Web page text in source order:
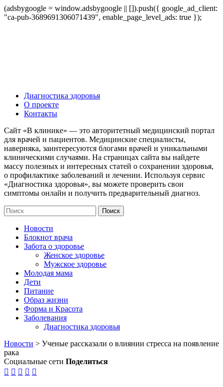
(adsbygoogle = window.adsbygoogle || []).push({ google_ad_client:
"ca-pub-3689691306071439", enable_page_level_ads: true });
Диагностика здоровья
О проекте
Контакты
Сайт «В клинике» — это авторитетный медицинский портал
для врачей и пациентов. Медицинские специалисты,
наверняка, заинтересуются блогами врачей и уникальными
клиническими случаями. На страницах сайта вы найдете
массу полезных и интересных статей о сохранении здоровья,
о профилактике заболеваний и лечении. Используя сервис
«Диагностика здоровья», вы можете проверить свои
симптомы онлайн и получить предварительный диагноз.
Новости
Блокнот врача
Забота о здоровье
Женское здоровье
Мужское здоровье
Молодая мама
Дети
Питание
Образ жизни
Форма и Красота
Заболевания
Диагностика здоровья
Новости > Ученые рассказали о влиянии стресса на появление
рака
Социальные сети Поделиться
    